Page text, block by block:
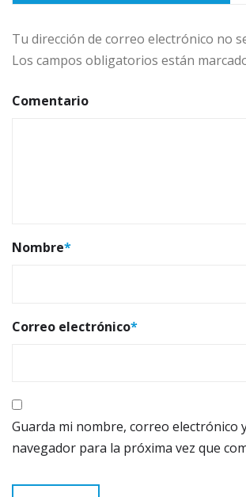
Tu dirección de correo electrónico no
Los campos obligatorios están
Comentario
Nombre*
Correo electrónico*
Guarda mi nombre, correo electrónico
navegador para la próxima vez que